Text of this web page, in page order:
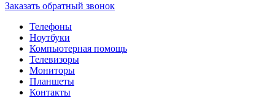
Заказать обратный звонок
Телефоны
Ноутбуки
Компьютерная помощь
Телевизоры
Мониторы
Планшеты
Контакты